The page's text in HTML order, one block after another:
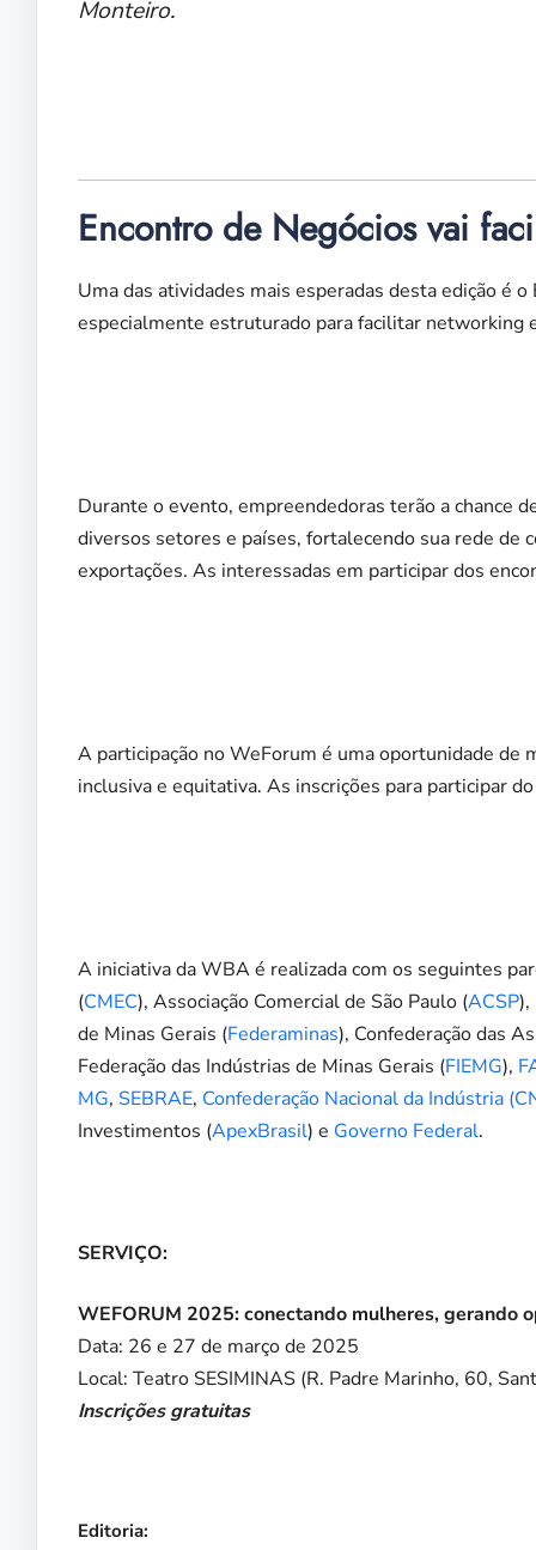
Monteiro.
Encontro de Negócios vai
Uma das atividades mais esperadas desta edição é
especialmente estruturado para facilitar networking
Durante o evento, empreendedoras terão a chance
diversos setores e países, fortalecendo sua rede de
exportações. As interessadas em participar dos
A participação no WeForum é uma oportunidade de
inclusiva e equitativa. As inscrições para participar
A iniciativa da WBA é realizada com os seguintes
(CMEC), Associação Comercial de São Paulo (ACSP),
de Minas Gerais (Federaminas), Confederação das
Federação das Indústrias de Minas Gerais (FIEMG),
MG, SEBRAE, Confederação Nacional da Indústria
Investimentos (ApexBrasil) e Governo Federal.
SERVIÇO:
WEFORUM 2025: conectando mulheres, gerando
Data: 26 e 27 de março de 2025
Local: Teatro SESIMINAS (R. Padre Marinho, 60,
Inscrições gratuitas
Editoria: